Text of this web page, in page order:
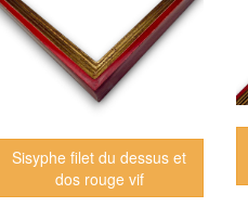
Sisyphe filet du dessus et
dos rouge vif